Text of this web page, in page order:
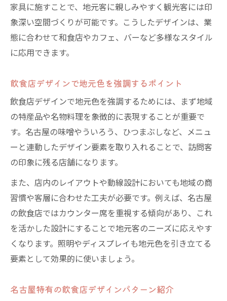
家具に施すことで、地元客に親しみやすく観光客には印
象深い空間づくりが可能です。こうしたデザインは、業
態に合わせて和食店やカフェ、バーなど多様なスタイル
に応用できます。
飲食店デザインで地元色を強調するポイント
飲食店デザインで地元色を強調するためには、まず地域
の特産品や名物料理を象徴的に表現することが重要で
す。名古屋の味噌やういろう、ひつまぶしなど、メニュ
ーと連動したデザイン要素を取り入れることで、訪問客
の印象に残る店舗になります。
また、店内のレイアウトや動線設計においても地域の商
習慣や客層に合わせた工夫が必要です。例えば、名古屋
の飲食店ではカウンター席を重視する傾向があり、これ
を活かした設計にすることで地元客のニーズに応えやす
くなります。照明やディスプレイも地元色を引き立てる
要素として効果的に使いましょう。
名古屋特有の飲食店デザインパターン紹介